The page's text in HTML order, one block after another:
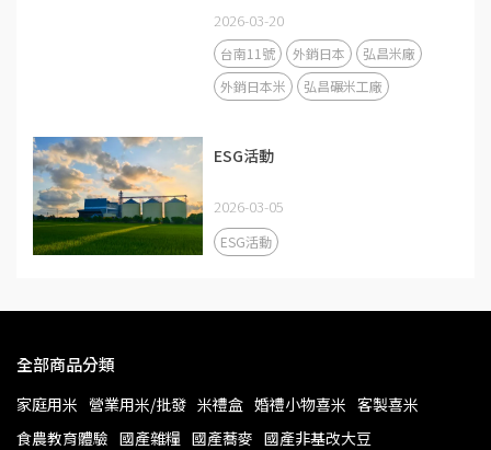
2026-03-20
台南11號 外銷日本
弘昌米廠
外銷日本米
弘昌碾米工廠
ESG活動
2026-03-05
ESG活動
全部商品分類
家庭用米 營業用米/批發 米禮盒 婚禮小物喜米 客製喜米
食農教育體驗 國產雜糧 國產蕎麥 國產非基改大豆